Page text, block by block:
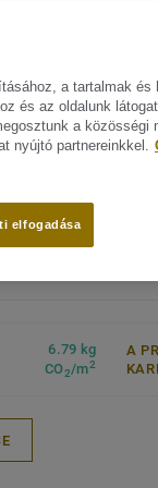
6.79 kg
CO2/m2
A
a tartalmak és
és az oldalunk
a közösségi
nyújtó partnereinkkel.
elfogadása